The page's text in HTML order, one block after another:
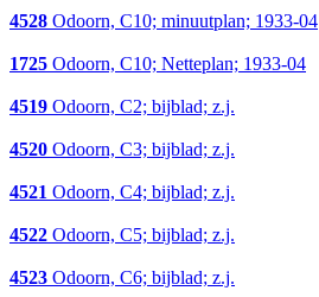
4528 Odoorn, C10; minuutplan; 1933-04
1725 Odoorn, C10; Netteplan; 1933-04
4519 Odoorn, C2; bijblad; z.j.
4520 Odoorn, C3; bijblad; z.j.
4521 Odoorn, C4; bijblad; z.j.
4522 Odoorn, C5; bijblad; z.j.
4523 Odoorn, C6; bijblad; z.j.